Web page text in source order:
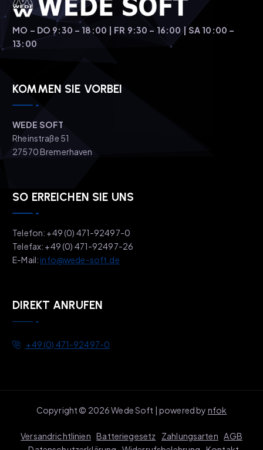
MO – DO 9:30 – 18:00 | FR 9:30 – 16:00 | SA 10:00 –
13:00
KOMMEN SIE VORBEI
WEDE SOFT
Rheinstraße 51
27570 Bremerhaven
SO ERREICHEN SIE UNS
Telefon: +49 (0) 471-92497-0
Telefax: +49 (0) 471-92497-26
E-Mail: info@wede-soft.de
DIREKT ANRUFEN
+49 (0) 471-92497-0
Copyright © 2026 Wede Soft | powered by nfok
Versandrichtlinien Batteriegesetz Zahlungsarten AGB